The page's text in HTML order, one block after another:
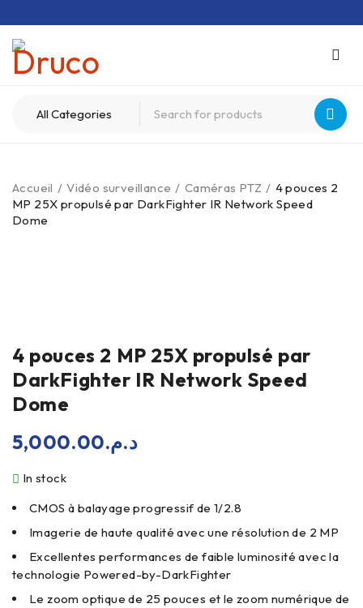
Accueil / Vidéo surveillance / Caméras PTZ / 4 pouces 2
MP 25X propulsé par DarkFighter IR Network Speed
Dome
4 pouces 2 MP 25X propulsé par
DarkFighter IR Network Speed
Dome
د.م.5,000.00
In stock
CMOS à balayage progressif de 1/2.8
Imagerie de haute qualité avec une résolution de 2 MP
Excellentes performances de faible luminosité avec la
technologie Powered-by-DarkFighter
Le zoom optique de 25 pouces et le zoom numérique de